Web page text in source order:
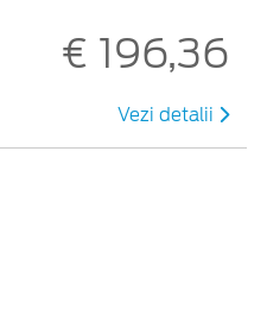
€ 196,36
Vezi detalii